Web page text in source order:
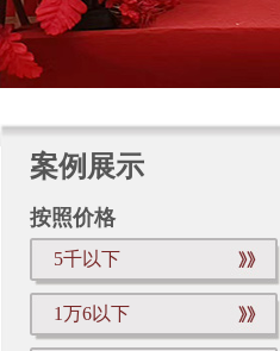
案例展示
按照价格
5千以下
1万6以下